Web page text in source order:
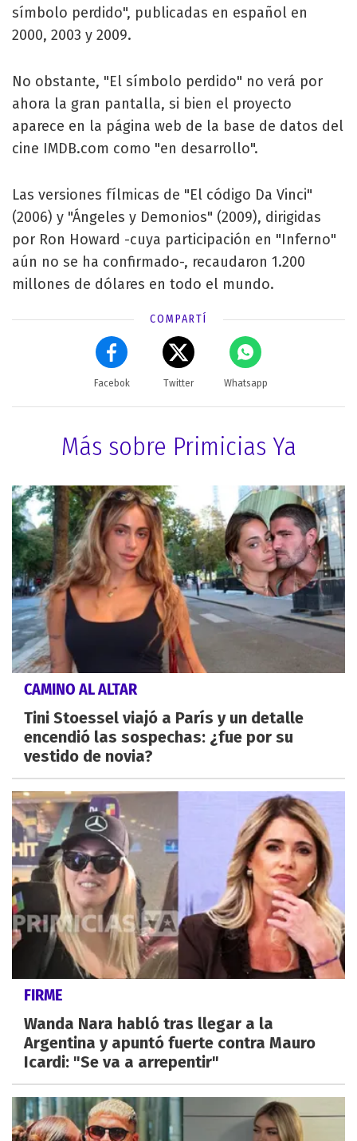
símbolo perdido", publicadas en español en
2000, 2003 y 2009.
No obstante, "El símbolo perdido" no verá por
ahora la gran pantalla, si bien el proyecto
aparece en la página web de la base de datos del
cine IMDB.com como "en desarrollo".
Las versiones fílmicas de "El código Da Vinci"
(2006) y "Ángeles y Demonios" (2009), dirigidas
por Ron Howard -cuya participación en "Inferno"
aún no se ha confirmado-, recaudaron 1.200
millones de dólares en todo el mundo.
COMPARTÍ
Facebok Twitter Whatsapp
Más sobre Primicias Ya
CAMINO AL ALTAR
Tini Stoessel viajó a París y un detalle
encendió las sospechas: ¿fue por su
vestido de novia?
FIRME
Wanda Nara habló tras llegar a la
Argentina y apuntó fuerte contra Mauro
Icardi: "Se va a arrepentir"